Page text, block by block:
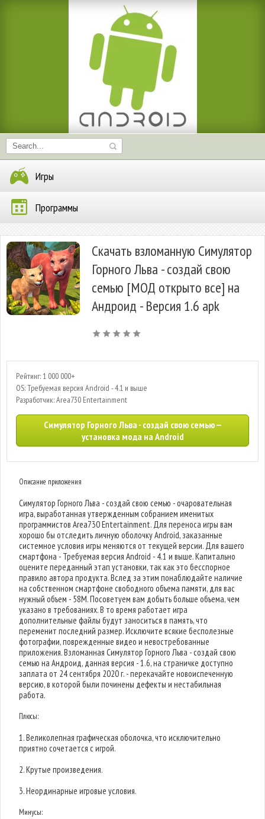
Игры
Программы
Скачать взломанную Симулятор
Горного Льва - создай свою
семью [МОД открыто все] на
Андроид - Версия 1.6 apk
Рейтинг: 1 000 000+
OS: Требуемая версия Android - 4.1 и выше
Разработчик: Area730 Entertainment
Симулятор Горного Льва - создай свою семью —
установка мода на Android
Описание приложения
Симулятор Горного Льва - создай свою семью - очаровательная
игра, выработанная утвержденным собранием именитых
программистов Area730 Entertainment. Для переноса игры вам
хорошо бы отследить личную оболочку Android, заказанные
системное условия игры меняются от текущей версии. Для вашего
смартфона - Требуемая версия Android - 4.1 и выше. Капитально
оцените переданный этап установки, так как это бесспорное
правило автора продукта. Вслед за этим понаблюдайте наличие
на собственном смартфоне свободного объема памяти, для вас
нужный объем - 58M. Посоветуем вам добыть больше объема, чем
указано в требованиях. В то время работает игра
дополнительные файлы будут заноситься в память, что
переменит последний размер. Исключите всякие бесполезные
фотографии, поврежденные видео и невостребованные
приложения. Взломанная Симулятор Горного Льва - создай свою
семью на Андроид, данная версия - 1.6, на страничке доступно
заплата от 24 сентября 2020 г. - перекачайте новоиспеченную
версию, в которой были починены дефекты и нестабильная
работа.
Плюсы:
1. Великолепная графическая оболочка, что исключительно
приятно сочетается с игрой.
2. Крутые произведения.
3. Неординарные игровые условия.
Минусы: